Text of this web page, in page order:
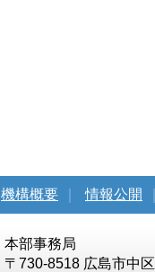
機構概要 情報公開
本部事務局
〒730-8518 広島市中